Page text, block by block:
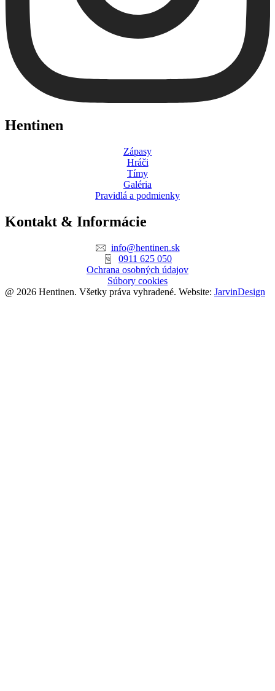
Hentinen
Zápasy
Hráči
Tímy
Galéria
Pravidlá a podmienky
Kontakt & Informácie
info@hentinen.sk
0911 625 050
Ochrana osobných údajov
Súbory cookies
@ 2026 Hentinen. Všetky práva vyhradené. Website: JarvinDesign